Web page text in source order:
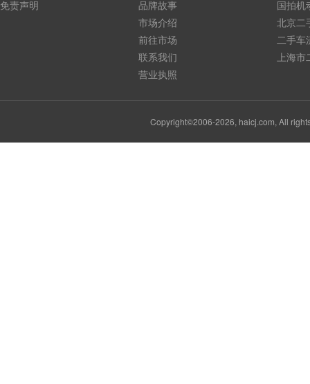
免责声明
品牌故事
市场介绍
前往市场
联系我们
营业执照
国拍机
北京二
二手车
上海
Copyright©2006-2026, haicj.com, All